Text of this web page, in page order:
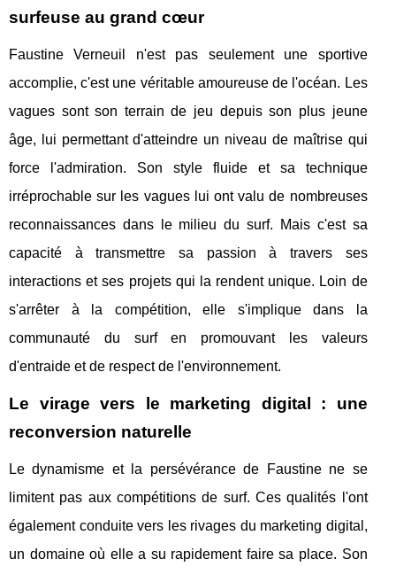
surfeuse au grand cœur
Faustine Verneuil n'est pas seulement une sportive
accomplie, c'est une véritable amoureuse de l'océan. Les
vagues sont son terrain de jeu depuis son plus jeune
âge, lui permettant d'atteindre un niveau de maîtrise qui
force l'admiration. Son style fluide et sa technique
irréprochable sur les vagues lui ont valu de nombreuses
reconnaissances dans le milieu du surf. Mais c'est sa
capacité à transmettre sa passion à travers ses
interactions et ses projets qui la rendent unique. Loin de
s'arrêter à la compétition, elle s'implique dans la
communauté du surf en promouvant les valeurs
d'entraide et de respect de l'environnement.
Le virage vers le marketing digital : une
reconversion naturelle
Le dynamisme et la persévérance de Faustine ne se
limitent pas aux compétitions de surf. Ces qualités l'ont
également conduite vers les rivages du marketing digital,
un domaine où elle a su rapidement faire sa place. Son